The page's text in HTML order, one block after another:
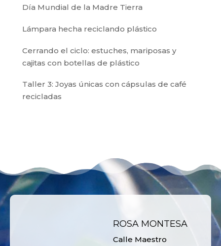
Día Mundial de la Madre Tierra
Lámpara hecha reciclando plástico
Cerrando el ciclo: estuches, mariposas y
cajitas con botellas de plástico
Taller 3: Joyas únicas con cápsulas de café
recicladas
ROSA MONTESA
Calle Maestro